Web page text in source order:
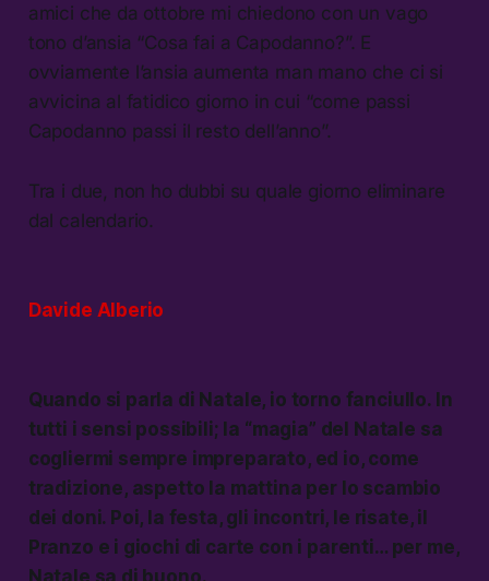
amici che da ottobre mi chiedono con un vago
tono d’ansia “Cosa fai a Capodanno?”. E
ovviamente l’ansia aumenta man mano che ci si
avvicina al fatidico giorno in cui “come passi
Capodanno passi il resto dell’anno”.
Tra i due, non ho dubbi su quale giorno eliminare
dal calendario.
Davide Alberio
Quando si parla di Natale, io torno fanciullo. In
tutti i sensi possibili; la “magia” del Natale sa
cogliermi sempre impreparato, ed io, come
tradizione, aspetto la mattina per lo scambio
dei doni. Poi, la festa, gli incontri, le risate, il
Pranzo e i giochi di carte con i parenti… per me,
Natale sa di buono.